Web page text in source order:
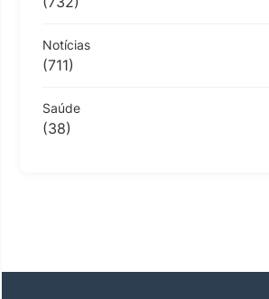
Notícias
(711)
Saúde
(38)